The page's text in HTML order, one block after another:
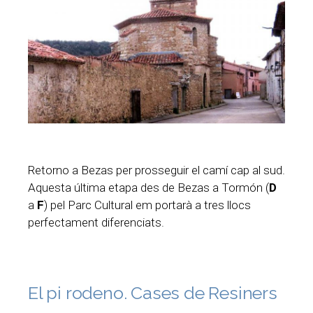
Retorno a Bezas per prosseguir el camí cap al sud.
Aquesta última etapa des de Bezas a Tormón (D
a F) pel Parc Cultural em portarà a tres llocs
perfectament diferenciats.
El pi rodeno. Cases de Resiners